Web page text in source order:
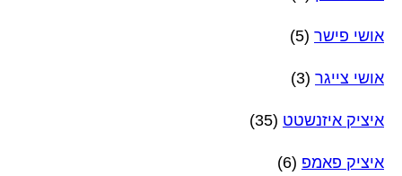
אושי פישר (5)
אושי צייגר (3)
איציק איזנשטט (35)
איציק פאמפ (6)